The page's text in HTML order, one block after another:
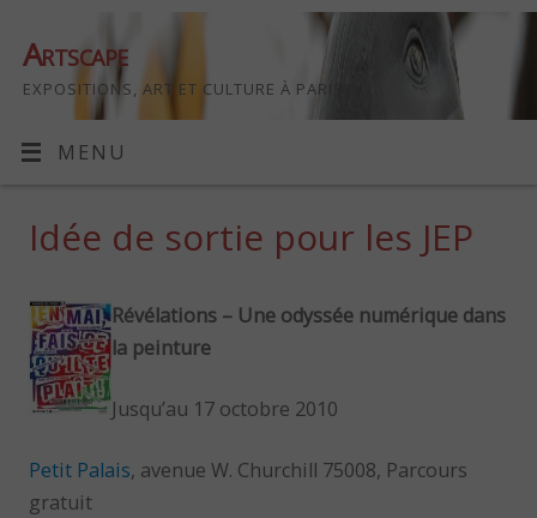
Artscape
EXPOSITIONS, ART ET CULTURE À PARIS
MENU
Idée de sortie pour les JEP
Révélations – Une odyssée numérique dans
la peinture
Jusqu’au 17 octobre 2010
Petit Palais, avenue W. Churchill 75008, Parcours
gratuit